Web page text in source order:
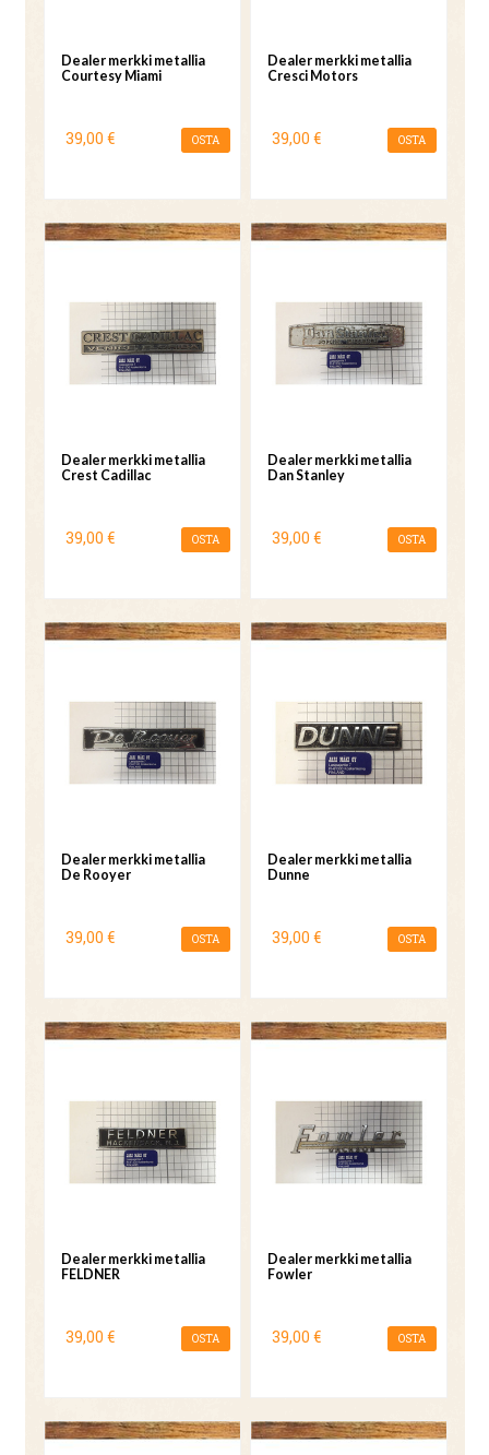
Dealer merkki metallia
Courtesy Miami
39,00 € OSTA
Dealer merkki metallia
Cresci Motors
39,00 € OSTA
Dealer merkki metallia
Crest Cadillac
39,00 € OSTA
Dealer merkki metallia
Dan Stanley
39,00 € OSTA
Dealer merkki metallia
De Rooyer
39,00 € OSTA
Dealer merkki metallia
Dunne
39,00 € OSTA
Dealer merkki metallia
FELDNER
39,00 € OSTA
Dealer merkki metallia
Fowler
39,00 € OSTA